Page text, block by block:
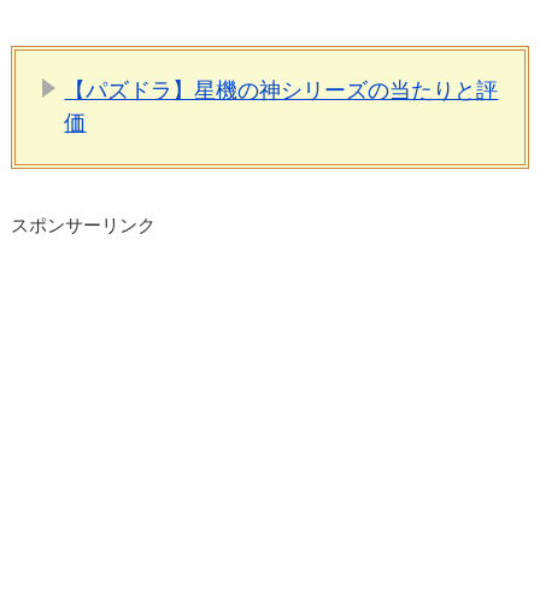
【パズドラ】星機の神シリーズの当たりと評
価
スポンサーリンク